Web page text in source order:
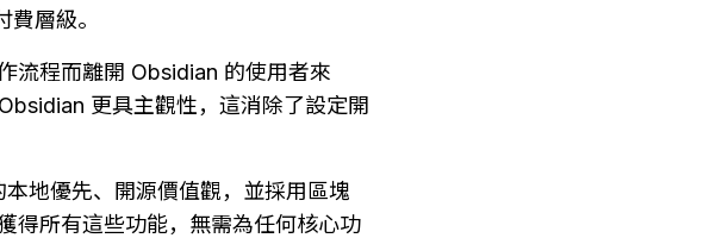
層級。
流程而離開 Obsidian 的使用者來
更具主觀性，這消除了設定開
地優先、開源價值觀，並採用區塊
所有這些功能，無需為任何核心功